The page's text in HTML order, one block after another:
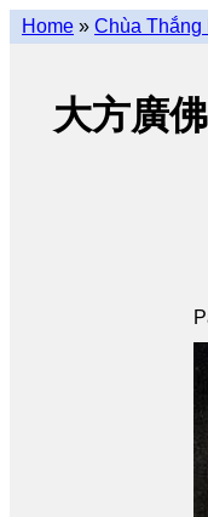
Home » Chùa Thắng
大方廣